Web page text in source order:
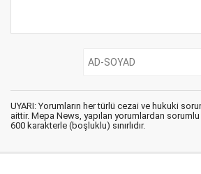
UYARI: Yorumların her türlü cezai ve hukuki
aittir. Mepa News, yapılan yorumlardan
600 karakterle (boşluklu) sınırlıdır.